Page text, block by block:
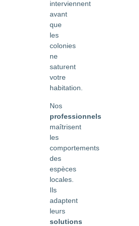
interviennent
avant
que
les
colonies
ne
saturent
votre
habitation.
Nos
professionnels
maîtrisent
les
comportements
des
espèces
locales.
Ils
adaptent
leurs
solutions